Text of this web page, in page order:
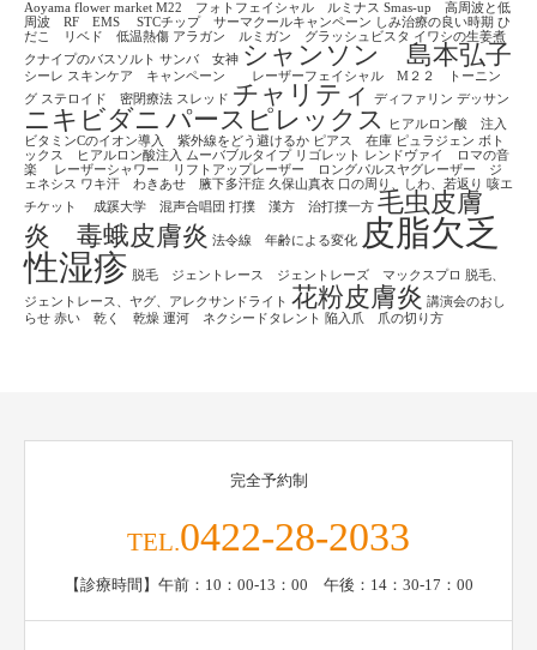
Aoyama flower market M22 フォトフェイシャル ルミナス Smas-up 高周波と低
周波 RF EMS
STCチップ サーマクールキャンペーン しみ治療の良い時期 ひ
だこ リベド 低温熱傷 アラガン ルミガン グラッシュビスタ イワシの生姜煮
クナイプのバスソルト サンバ 女神 シャンソン 島本弘子
シーレ スキンケア キャンペーン レーザーフェイシャル M２２ トーニン
グ ステロイド 密閉療法 スレッド チャリティ ディファリン デッサン
ニキビダニ パースピレックス
ヒアルロン酸 注入
ビタミンCのイオン導入 紫外線をどう避けるか ピアス 在庫 ピュラジェン ボト
ックス ヒアルロン酸注入 ムーバブルタイプ リゴレット レンドヴァイ ロマの音
楽
レーザーシャワー リフトアップレーザー ロングパルスヤグレーザー ジ
ェネシス ワキ汗 わきあせ 腋下多汗症 久保山真衣 口の周り、しわ、若返り 咳エ
チケット
成蹊大学 混声合唱団 打撲 漢方 治打撲一方 毛虫皮膚
炎 毒蛾皮膚炎 法令線 年齢による変化
皮脂欠乏
性湿疹 脱毛 ジェントレース ジェントレーズ マックスプロ
脱毛、
ジェントレース、ヤグ、アレクサンドライト 花粉皮膚炎 講演会のおし
らせ 赤い 乾く 乾燥 運河 ネクシードタレント 陥入爪 爪の切り方
完全予約制
TEL.0422-28-2033
【診療時間】午前：10：00-13：00 午後：14：30-17：00